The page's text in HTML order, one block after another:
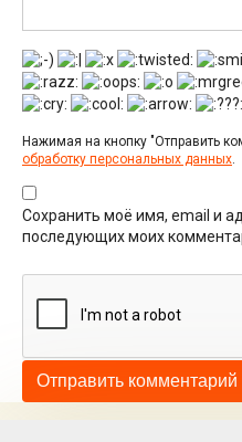
Нажимая на кнопку "Отправить
обработку персональных данных.
Сохранить моё имя, email и
последующих моих